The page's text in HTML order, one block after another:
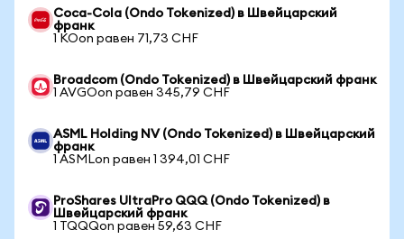
Coca-Cola (Ondo Tokenized) в Швейцарский
франк
1 KOon равен 71,73 CHF
Broadcom (Ondo Tokenized) в Швейцарский франк
1 AVGOon равен 345,79 CHF
ASML Holding NV (Ondo Tokenized) в Швейцарский
франк
1 ASMLon равен 1 394,01 CHF
ProShares UltraPro QQQ (Ondo Tokenized) в
Швейцарский франк
1 TQQQon равен 59,63 CHF